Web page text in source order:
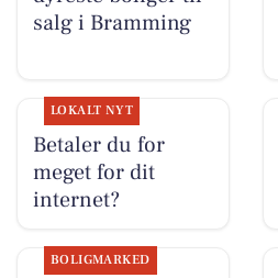
salg i Bramming
LOKALT NYT
Betaler du for
meget for dit
internet?
BOLIGMARKED